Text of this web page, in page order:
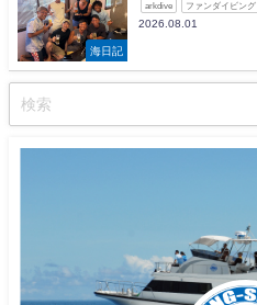
海日記
arkdive ファンダイビング
2026.08.01